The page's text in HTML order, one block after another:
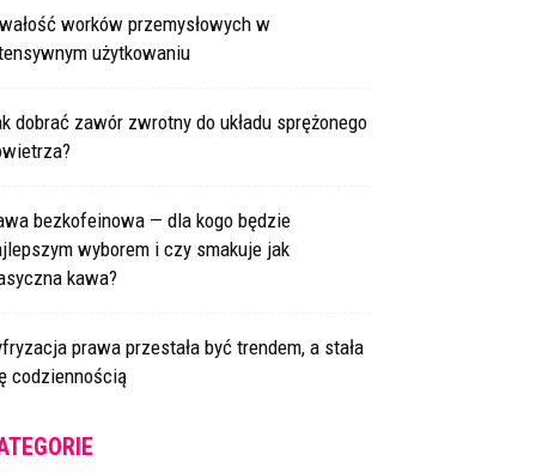
worków przemysłowych w
użytkowaniu
dobrać zawór zwrotny do układu sprężonego
bezkofeinowa — dla kogo będzie
wyborem i czy smakuje jak
kawa?
prawa przestała być trendem, a stała
codziennością